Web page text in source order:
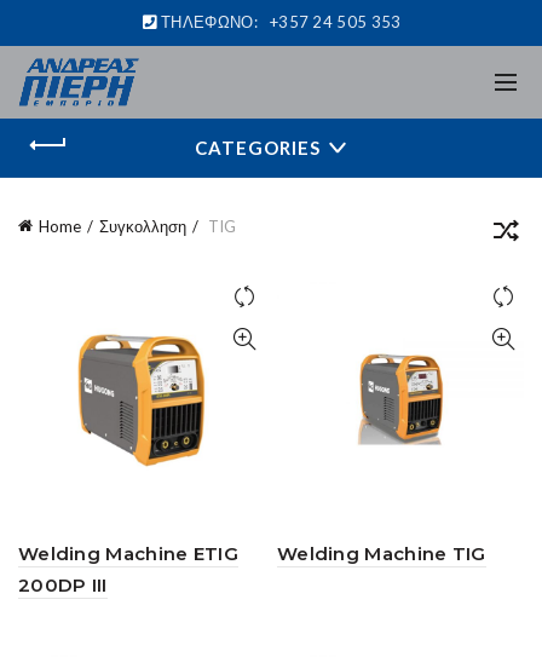
ΤΗΛΕΦΩΝΟ: +357 24 505 353
CATEGORIES
Home Συγκολληση TIG
Welding Machine ETIG
200DP III
Welding Machine TIG